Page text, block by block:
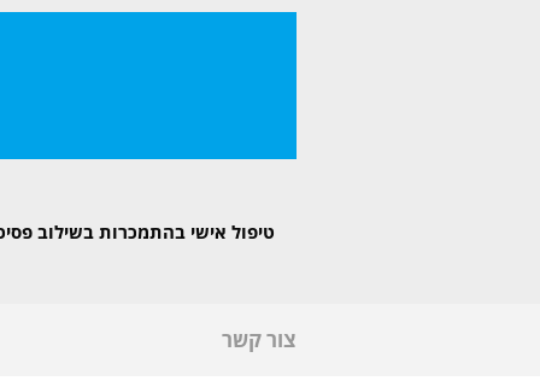
טיפול אישי בהתמכרות בשילוב
צור קשר